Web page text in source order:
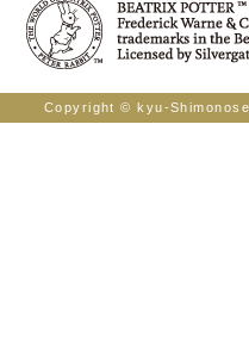
Copyright © kyu-